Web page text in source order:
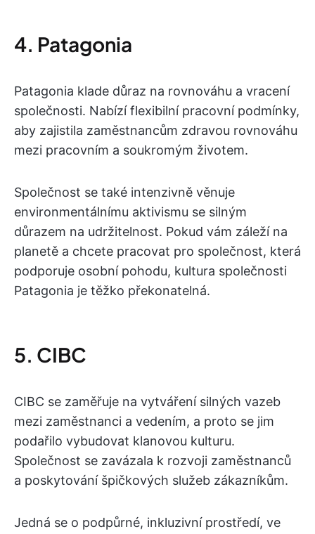
4. Patagonia
Patagonia klade důraz na rovnováhu a vracení
společnosti. Nabízí flexibilní pracovní podmínky,
aby zajistila zaměstnancům zdravou rovnováhu
mezi pracovním a soukromým životem.
Společnost se také intenzivně věnuje
environmentálnímu aktivismu se silným
důrazem na udržitelnost. Pokud vám záleží na
planetě a chcete pracovat pro společnost, která
podporuje osobní pohodu, kultura společnosti
Patagonia je těžko překonatelná.
5. CIBC
CIBC se zaměřuje na vytváření silných vazeb
mezi zaměstnanci a vedením, a proto se jim
podařilo vybudovat klanovou kulturu.
Společnost se zavázala k rozvoji zaměstnanců
a poskytování špičkových služeb zákazníkům.
Jedná se o podpůrné, inkluzivní prostředí, ve